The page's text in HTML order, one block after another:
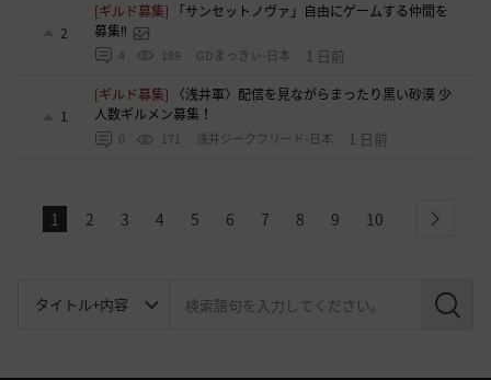
2
[ギルド募集]
「サンセットノヴァ」自由にゲームする仲間を
募集‼️
4 189 GDまっきぃ-日本 1 日前
1
[ギルド募集]
〈浅井軍〉配信を見ながらまったり黒い砂漠 少
人数ギルメン募集！
0 171 浅井ジークフリード-日本 1 日前
1 2 3 4 5 6 7 8 9 10 next
検